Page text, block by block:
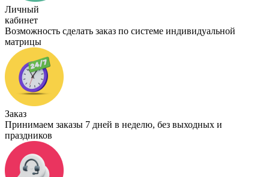
Личный
кабинет
Возможность сделать заказ по системе индивидуальной
матрицы
Заказ
Принимаем заказы 7 дней в неделю, без выходных и
праздников